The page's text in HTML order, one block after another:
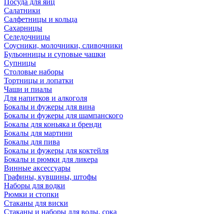
Посуда для яиц
Салатники
Салфетницы и кольца
Сахарницы
Селедочницы
Соусники, молочники, сливочники
Бульонницы и суповые чашки
Супницы
Столовые наборы
Тортницы и лопатки
Чаши и пиалы
Для напитков и алкоголя
Бокалы и фужеры для вина
Бокалы и фужеры для шампанского
Бокалы для коньяка и бренди
Бокалы для мартини
Бокалы для пива
Бокалы и фужеры для коктейля
Бокалы и рюмки для ликера
Винные аксессуары
Графины, кувшины, штофы
Наборы для водки
Рюмки и стопки
Стаканы для виски
Стаканы и наборы для воды, сока